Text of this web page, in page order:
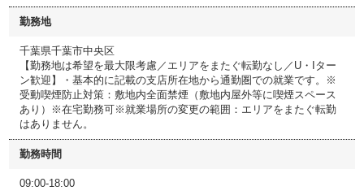
勤務地
千葉県千葉市中央区
【勤務地は希望を最大限考慮／エリアをまたぐ転勤なし／U・Iター
ン歓迎】・基本的に記載の支店所在地から通勤圏での就業です。※
受動喫煙防止対策：敷地内全面禁煙（敷地内屋外等に喫煙スペース
あり）※在宅勤務可※就業場所の変更の範囲：エリアをまたぐ転勤
はありません。
勤務時間
09:00-18:00